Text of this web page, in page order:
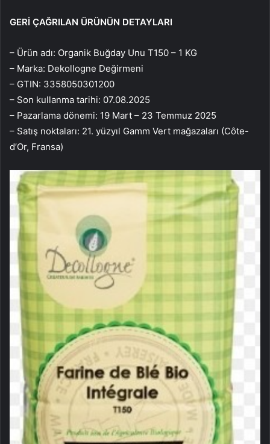
GERİ ÇAĞRILAN ÜRÜNÜN DETAYLARI
– Ürün adı: Organik Buğday Unu T150 – 1 KG
– Marka: Dekollogne Değirmeni
– GTIN: 3358050301200
– Son kullanma tarihi: 07.08.2025
– Pazarlama dönemi: 19 Mart – 23 Temmuz 2025
– Satış noktaları: 21. yüzyıl Gamm Vert mağazaları (Côte-
d’Or, Fransa)